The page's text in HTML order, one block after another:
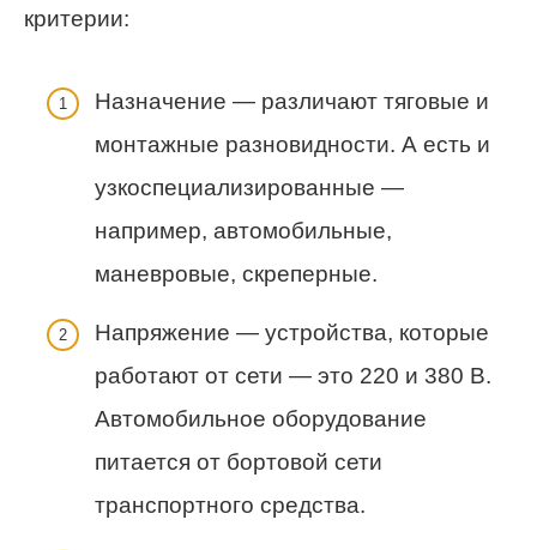
критерии:
Назначение — различают тяговые и
монтажные разновидности. А есть и
узкоспециализированные —
например, автомобильные,
маневровые, скреперные.
Напряжение — устройства, которые
работают от сети — это 220 и 380 В.
Автомобильное оборудование
питается от бортовой сети
транспортного средства.